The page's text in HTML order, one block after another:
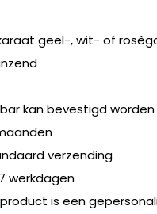
geel-, wit- of
kan bevestigd
verzending
werkdagen
is een